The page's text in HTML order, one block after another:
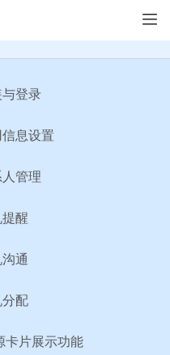
登录
息设置
管理
醒
通
配
卡片展示功能